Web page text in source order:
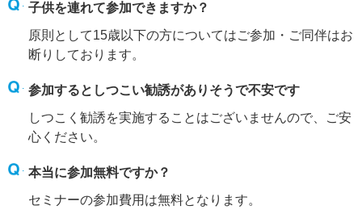
子供を連れて参加できますか？
原則として15歳以下の方についてはご参加・ご同伴はお
断りしております。
参加するとしつこい勧誘がありそうで不安です
しつこく勧誘を実施することはございませんので、ご安
心ください。
本当に参加無料ですか？
セミナーの参加費用は無料となります。